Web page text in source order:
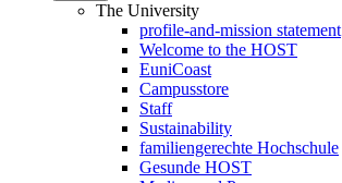
The University
profile-and-mission statement
Welcome to the HOST
EuniCoast
Campusstore
Staff
Sustainability
familiengerechte Hochschule
Gesunde HOST